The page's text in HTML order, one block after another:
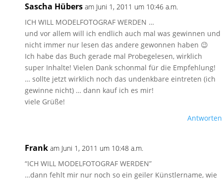
Sascha Hübers am Juni 1, 2011 um 10:46 a.m.
ICH WILL MODELFOTOGRAF WERDEN …
und vor allem will ich endlich auch mal was gewinnen und
nicht immer nur lesen das andere gewonnen haben 😉
Ich habe das Buch gerade mal Probegelesen, wirklich
super Inhalte! Vielen Dank schonmal für die Empfehlung!
… sollte jetzt wirklich noch das undenkbare eintreten (ich
gewinne nicht) … dann kauf ich es mir!
viele Grüße!
Antworten
Frank am Juni 1, 2011 um 10:48 a.m.
“ICH WILL MODELFOTOGRAF WERDEN”
…dann fehlt mir nur noch so ein geiler Künstlername, wie